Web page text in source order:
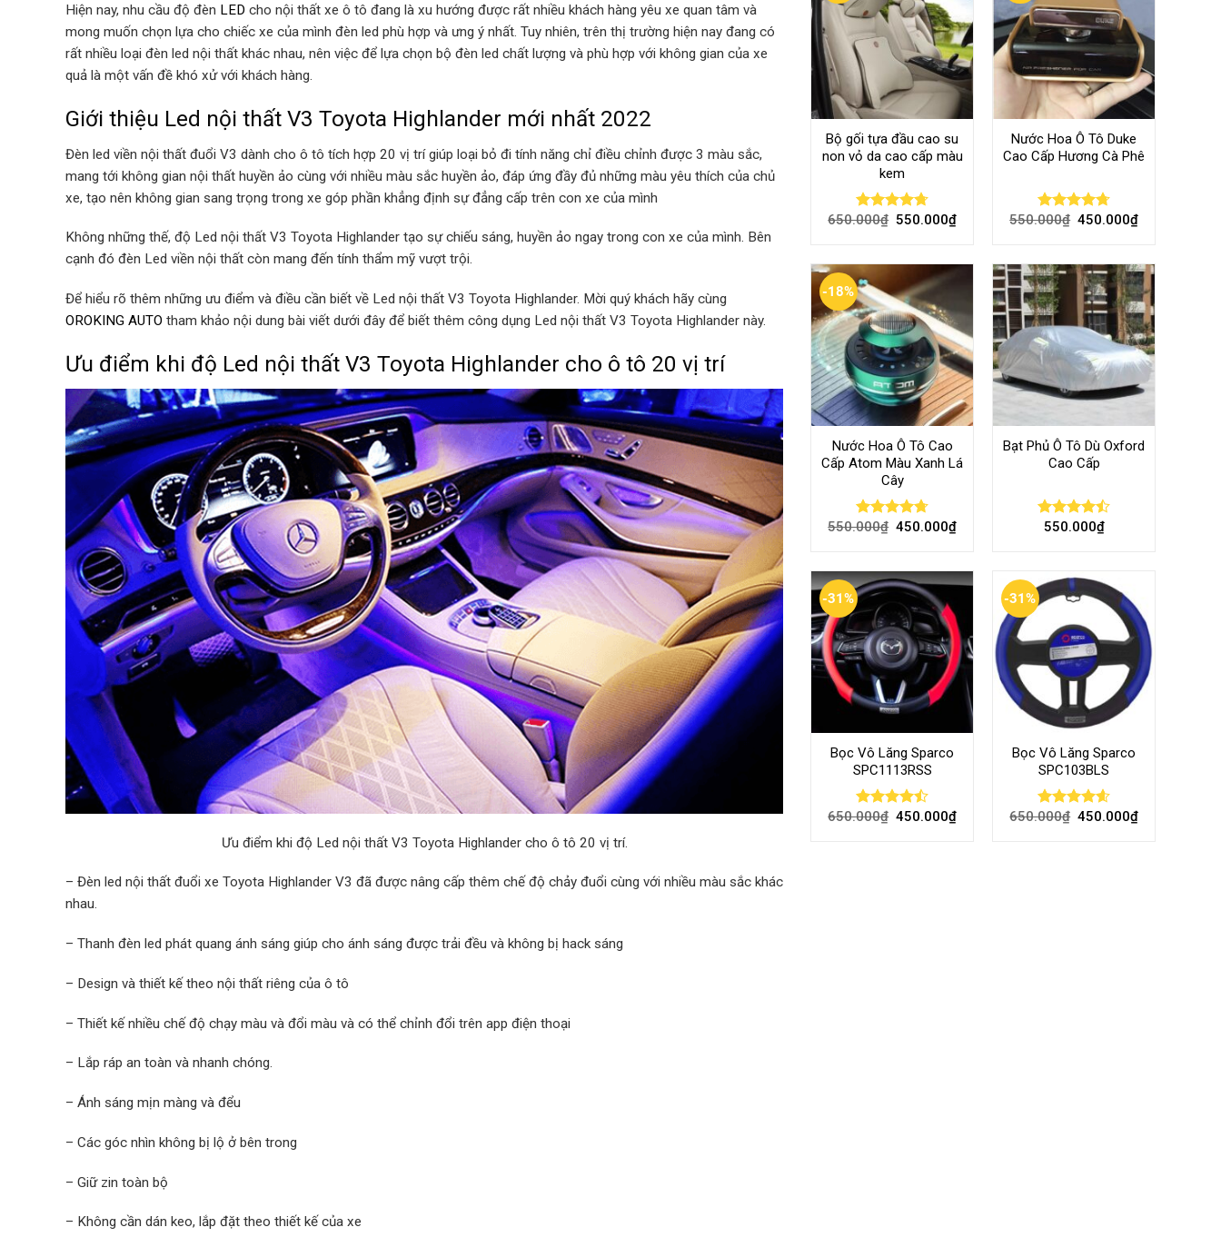
Hiện nay, nhu cầu độ đèn LED cho nội thất xe ô tô đang là xu hướng được rất nhiều khách hàng yêu xe quan tâm và
mong muốn chọn lựa cho chiếc xe của mình đèn led phù hợp và ưng ý nhất. Tuy nhiên, trên thị trường hiện nay đang có
rất nhiều loại đèn led nội thất khác nhau, nên việc để lựa chọn bộ đèn led chất lượng và phù hợp với không gian của xe
quả là một vấn đề khó xử với khách hàng.
Giới thiệu Led nội thất V3 Toyota Highlander mới nhất 2022
Đèn led viền nội thất đuổi V3 dành cho ô tô tích hợp 20 vị trí giúp loại bỏ đi tính năng chỉ điều chỉnh được 3 màu sắc,
mang tới không gian nội thất huyền ảo cùng với nhiều màu sắc huyền ảo, đáp ứng đầy đủ những màu yêu thích của chủ
xe, tạo nên không gian sang trọng trong xe góp phần khẳng định sự đẳng cấp trên con xe của mình
Không những thế, độ Led nội thất V3 Toyota Highlander tạo sự chiếu sáng, huyền ảo ngay trong con xe của mình. Bên
cạnh đó đèn Led viền nội thất còn mang đến tính thẩm mỹ vượt trội.
Để hiểu rõ thêm những ưu điểm và điều cần biết về Led nội thất V3 Toyota Highlander. Mời quý khách hãy cùng
OROKING AUTO tham khảo nội dung bài viết dưới đây để biết thêm công dụng Led nội thất V3 Toyota Highlander này.
Ưu điểm khi độ Led nội thất V3 Toyota Highlander cho ô tô 20 vị trí
Ưu điểm khi độ Led nội thất V3 Toyota Highlander cho ô tô 20 vị trí.
– Đèn led nội thất đuổi xe Toyota Highlander V3 đã được nâng cấp thêm chế độ chảy đuổi cùng với nhiều màu sắc khác
nhau.
– Thanh đèn led phát quang ánh sáng giúp cho ánh sáng được trải đều và không bị hack sáng
– Design và thiết kế theo nội thất riêng của ô tô
– Thiết kế nhiều chế độ chạy màu và đổi màu và có thể chỉnh đổi trên app điện thoại
– Lắp ráp an toàn và nhanh chóng.
– Ánh sáng mịn màng và đểu
– Các góc nhìn không bị lộ ở bên trong
– Giữ zin toàn bộ
– Không cần dán keo, lắp đặt theo thiết kế của xe
Bộ gối tựa đầu cao su
non vỏ da cao cấp màu
kem
Rated4.70
650.000₫ 550.000₫
Nước Hoa Ô Tô Duke
Cao Cấp Hương Cà Phê
Rated4.70
550.000₫ 450.000₫
-18%
Nước Hoa Ô Tô Cao
Cấp Atom Màu Xanh Lá
Cây
Rated4.70
550.000₫ 450.000₫
Bạt Phủ Ô Tô Dù Oxford
Cao Cấp
Rated
550.000₫
-31%
Bọc Vô Lăng Sparco
SPC1113RSS
Rated
650.000₫ 450.000₫
-31%
Bọc Vô Lăng Sparco
SPC103BLS
Rated4.57
650.000₫ 450.000₫